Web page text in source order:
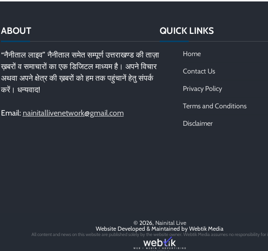
ABOUT
“नैनीताल लाइव” नैनीताल समेत सम्पूर्ण उत्तराखण्ड की ताज़ा
ख़बरों व समाचारों का एक डिजिटल माध्यम है। अपने विचार
अथवा अपने क्षेत्र की ख़बरों को हम तक पहुंचानें हेतु संपर्क
करें। धन्यवाद!
Email: nainitallivenetwork@gmail.com
QUICK LINKS
Home
Contact Us
Privacy Policy
Terms and Conditions
Disclaimer
© 2026, Nainital Live
Website Developed & Maintained by Webtik Media
All content and news on this website are published solely by the website owner.Webtik Media assumes no responsibility for